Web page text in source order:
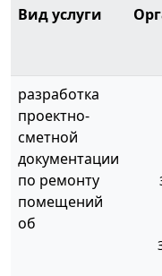
Вид услуги
разработка
проектно-
сметной
документации
по ремонту
помещений
об